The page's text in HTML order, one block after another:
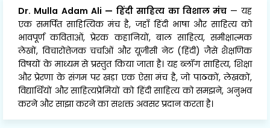
Dr. Mulla Adam Ali — हिंदी साहित्य का विशाल मंच — यह
एक समर्पित साहित्यिक मंच है, जहाँ हिंदी भाषा और साहित्य को
भावपूर्ण कविताओं, प्रेरक कहानियों, बाल साहित्य, समीक्षात्मक
लेखों, विचारोत्तेजक चर्चाओं और यूजीसी नेट (हिंदी) जैसे शैक्षणिक
विषयों के माध्यम से प्रस्तुत किया जाता है। यह ब्लॉग साहित्य, शिक्षा
और प्रेरणा के संगम पर खड़ा एक ऐसा मंच है, जो पाठकों, लेखकों,
विद्यार्थियों और साहित्यप्रेमियों को हिंदी साहित्य को समझने, अनुभव
करने और साझा करने का सशक्त अवसर प्रदान करता है।